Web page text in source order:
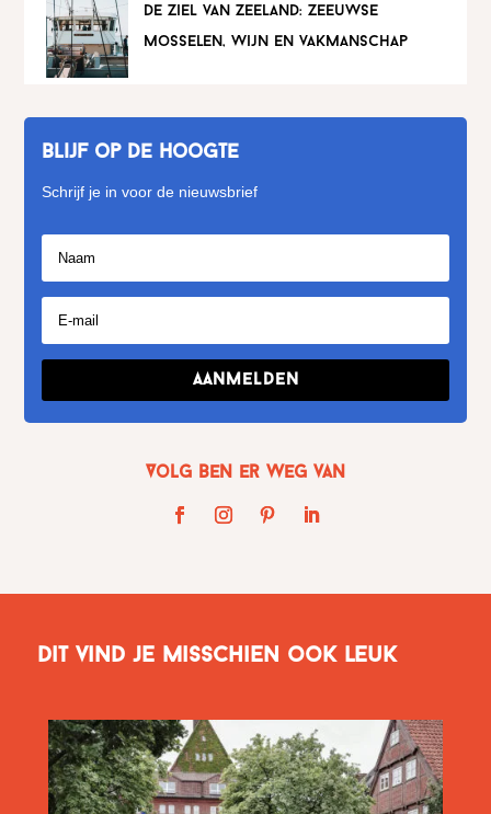
de ziel van zeeland: zeeuwse
mosselen, wijn en vakmanschap
Blijf op de hoogte
Schrijf je in voor de nieuwsbrief
Aanmelden
Volg Ben er weg van
Dit vind je misschien ook leuk